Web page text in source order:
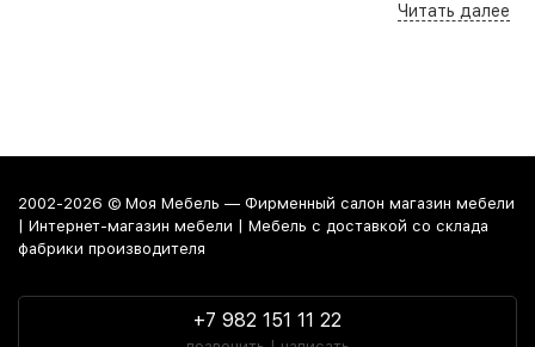
удобный поиск по параметрам, сравнение моделей по
приятной.
мебельной компании«Моя Мебель»
Читать далее
2002-2026 © Моя Мебель — Фирменный салон магазин мебели
| Интернет-магазин мебели | Мебель с доставкой со склада
фабрики производителя
+7 982 151 11 22